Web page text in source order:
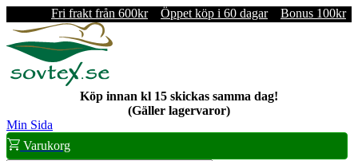
Fri frakt från 600kr Öppet köp i 60 dagar Bonus 100kr
Köp innan kl 15 skickas samma dag!
(Gäller lagervaror)
Min Sida
Varukorg